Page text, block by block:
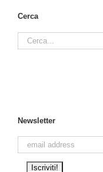
Cerca
Cerca
per:
Newsletter